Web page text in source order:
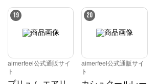
19
aimerfeel公式通販サイ
ト
20
aimerfeel公式通販サイ
ト